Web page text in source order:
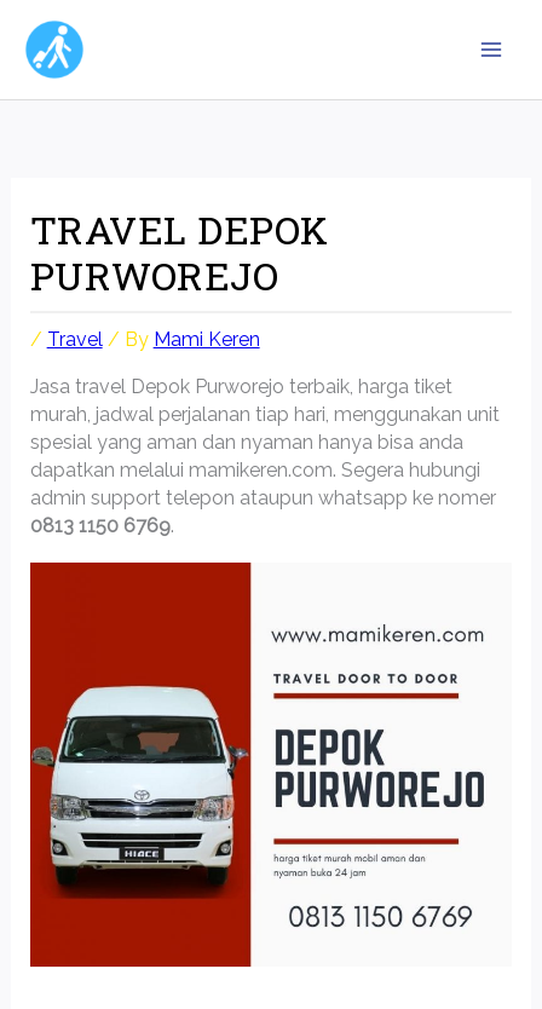
content
TRAVEL DEPOK
PURWOREJO
/ Travel/ By Mami Keren
Jasa travel Depok Purworejo terbaik, harga tiket
murah, jadwal perjalanan tiap hari, menggunakan unit
spesial yang aman dan nyaman hanya bisa anda
dapatkan melalui mamikeren.com. Segera hubungi
admin support telepon ataupun whatsapp ke nomer
0813 1150 6769.